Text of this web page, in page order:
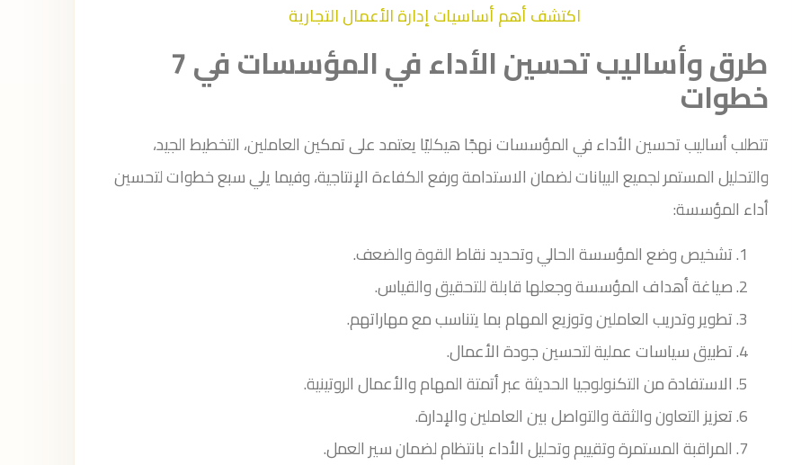
اكتشف أهم أساسيات إدارة الأعمال التجارية
طرق وأساليب تحسين الأداء في المؤسسات في 7
خطوات
تتطلب أساليب تحسين الأداء في المؤسسات نهجًا هيكليًا يعتمد على تمكين العاملين، التخطيط الجيد،
والتحليل المستمر لجميع البيانات لضمان الاستدامة ورفع الكفاءة الإنتاجية، وفيما يلي سبع خطوات لتحسين
أداء المؤسسة:
تشخيص وضع المؤسسة الحالي وتحديد نقاط القوة والضعف.
صياغة أهداف المؤسسة وجعلها قابلة للتحقيق والقياس.
تطوير وتدريب العاملين وتوزيع المهام بما يتناسب مع مهاراتهم.
تطبيق سياسات عملية لتحسين جودة الأعمال.
الاستفادة من التكنولوجيا الحديثة عبر أتمتة المهام والأعمال الروتينية.
تعزيز التعاون والثقة والتواصل بين العاملين والإدارة.
المراقبة المستمرة وتقييم وتحليل الأداء بانتظام لضمان سير العمل.